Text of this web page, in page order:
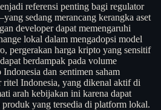
referensi penting bagi regulator
sedang merancang kerangka aset
developer dapat memengaruhi
lokal dalam mengadopsi model
pergerakan harga kripto yang sensitif
berdampak pada volume
dan sentimen saham
Indonesia, yang dikenal aktif di
arah kebijakan ini karena dapat
yang tersedia di platform lokal.